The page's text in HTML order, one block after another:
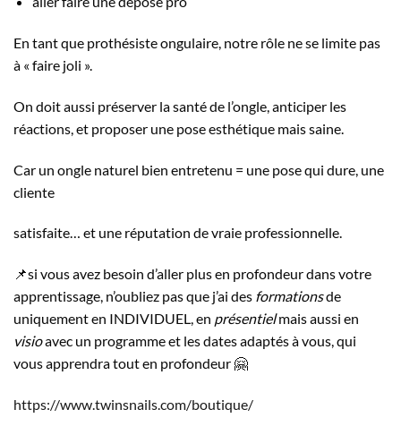
En tant que prothésiste ongulaire, notre rôle ne se limite pas
à « faire joli ».
On doit aussi préserver la santé de l’ongle, anticiper les
réactions, et proposer une pose esthétique mais saine.
Car un ongle naturel bien entretenu = une pose qui dure, une
cliente
satisfaite… et une réputation de vraie professionnelle.
📌si vous avez besoin d’aller plus en profondeur dans votre
apprentissage, n’oubliez pas que j’ai des formationsde
uniquement en INDIVIDUEL, en présentielmais aussi en
visioavec un programme et les dates adaptés à vous, qui
vous apprendra tout en profondeur 🤗
https://www.twinsnails.com/boutique/